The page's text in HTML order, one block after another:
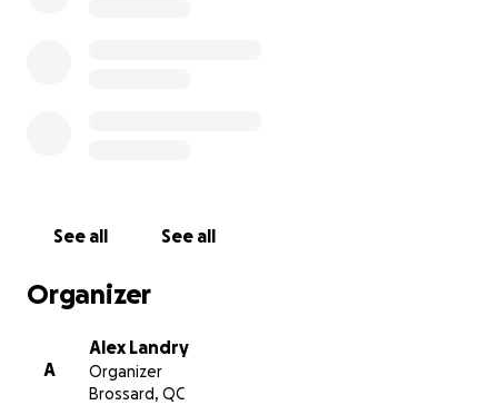
encouragements, et pour faire partie de cette
Alex et Mike
See all See all
Organizer
A
Alex Landry
Organizer
Brossard, QC